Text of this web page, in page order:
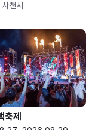
천시
축제